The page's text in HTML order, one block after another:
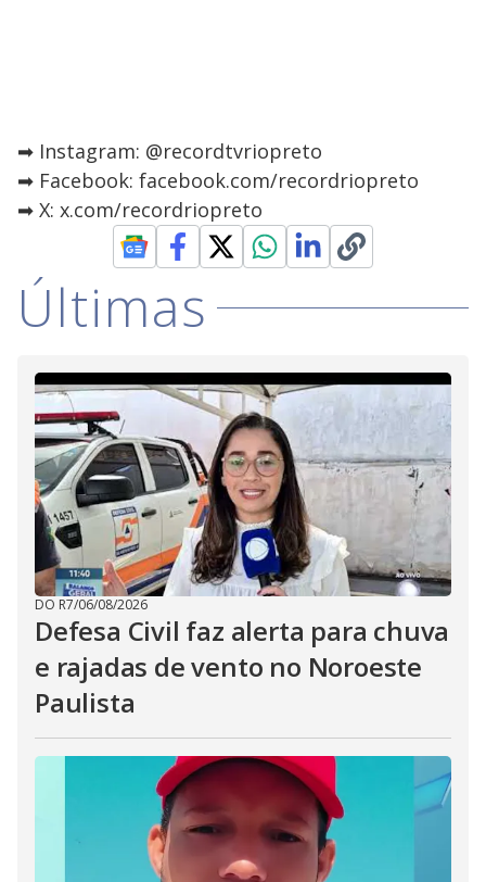
➡ Instagram: @recordtvriopreto
➡ Facebook: facebook.com/recordriopreto
➡ X: x.com/recordriopreto
Últimas
DO R7/06/08/2026
Defesa Civil faz alerta para chuva
e rajadas de vento no Noroeste
Paulista